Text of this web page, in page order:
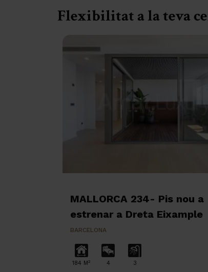
Flexibilitat a la teva
MALLORCA 234- Pis nou a
estrenar a Dreta Eixample
BARCELONA
184 M2 4 3